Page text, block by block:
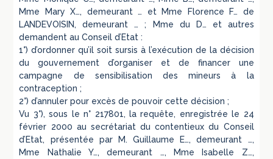
Mme Mary X…, demeurant … et Mme Florence F… de
LANDEVOISIN, demeurant … ; Mme du D… et autres
demandent au Conseil d’Etat :
1°) d’ordonner qu’il soit sursis à l’exécution de la décision
du gouvernement d’organiser et de financer une
campagne de sensibilisation des mineurs à la
contraception ;
2°) d’annuler pour excès de pouvoir cette décision ;
Vu 3°), sous le n° 217801, la requête, enregistrée le 24
février 2000 au secrétariat du contentieux du Conseil
d’Etat, présentée par M. Guillaume E…, demeurant …,
Mme Nathalie Y…, demeurant …, Mme Isabelle Z…,